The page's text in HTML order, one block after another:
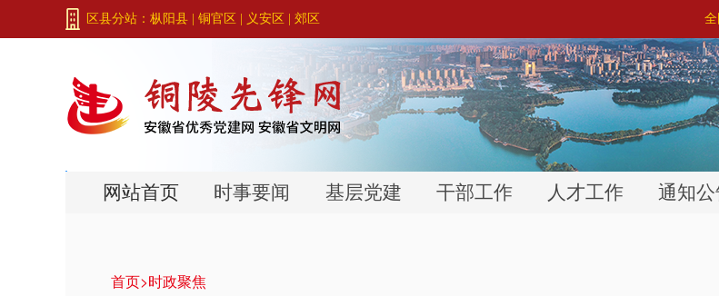
区县分站： 枞阳县 铜官区 义安区 郊区
网站首页 时事要闻 基层党建 干部工作 人才工作 通知公
首页>时政聚焦